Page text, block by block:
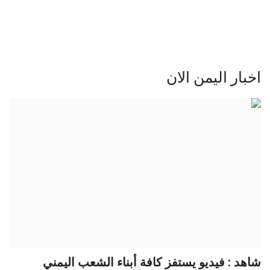
منوعات
اخبار اليمن الان
شاهد : فيديو يستفز كافة أبناء الشعب اليمني